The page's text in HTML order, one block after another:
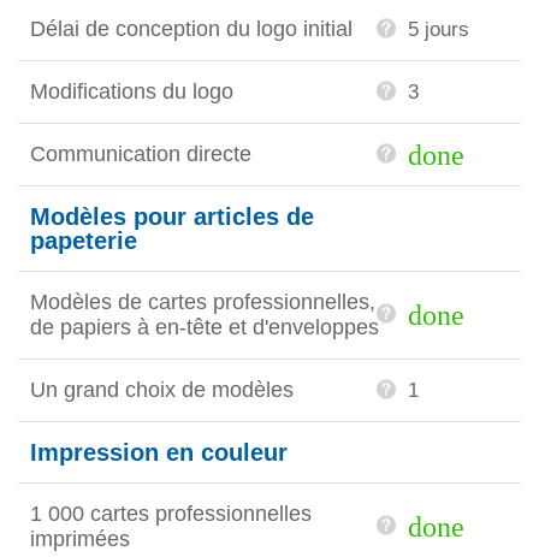
Délai de conception du logo initial 5 jours
Modifications du logo 3
Communication directe done
Modèles pour articles de
papeterie
Modèles de cartes professionnelles,
de papiers à en-tête et d'enveloppes
done
Un grand choix de modèles 1
Impression en couleur
1 000 cartes professionnelles
imprimées
done